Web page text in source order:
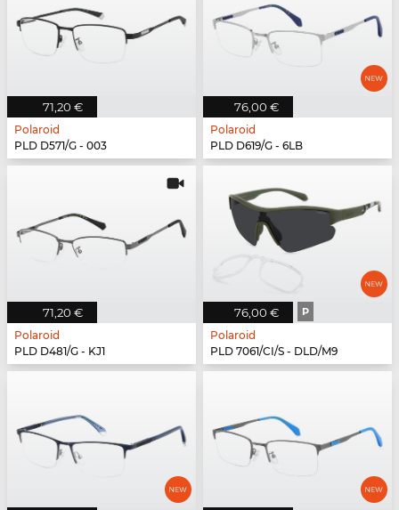
71,20 €
Polaroid
PLD D571/G - 003
76,00 €
Polaroid
PLD D619/G - 6LB
71,20 €
Polaroid
PLD D481/G - KJ1
76,00 € P
Polaroid
PLD 7061/CI/S - DLD/M9